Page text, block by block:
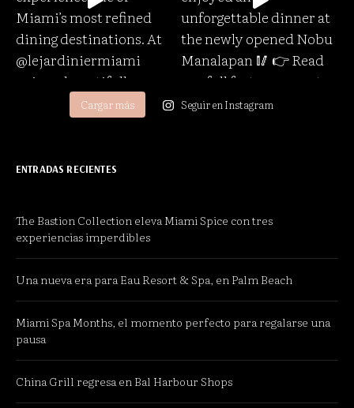
Cargar más Seguir en Instagram
ENTRADAS RECIENTES
The Bastion Collection eleva Miami Spice con tres
experiencias imperdibles
Una nueva era para Eau Resort & Spa, en Palm Beach
Miami Spa Months, el momento perfecto para regalarse una
pausa
China Grill regresa en Bal Harbour Shops